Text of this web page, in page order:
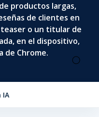
productos largas,
de clientes en
teaser o un titular de
en el dispositivo,
de Chrome.
IA